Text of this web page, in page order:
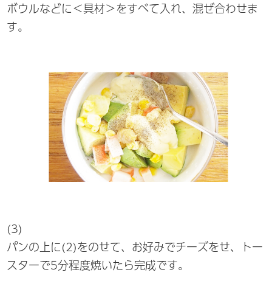
ボウルなどに＜具材＞をすべて入れ、混ぜ合わせま
す。
(3)
パンの上に(2)をのせて、お好みでチーズをせ、トー
スターで5分程度焼いたら完成です。